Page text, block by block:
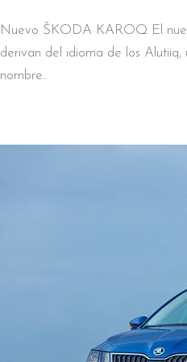
Nuevo ŠKODA KAROQ El
derivan del idioma de los
nombre